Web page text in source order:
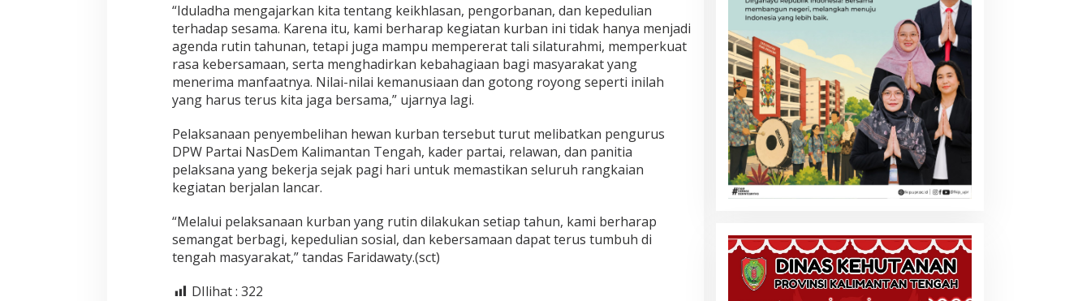
“Iduladha mengajarkan kita tentang keikhlasan, pengorbanan, dan kepedulian
terhadap sesama. Karena itu, kami berharap kegiatan kurban ini tidak hanya menjadi
agenda rutin tahunan, tetapi juga mampu mempererat tali silaturahmi, memperkuat
rasa kebersamaan, serta menghadirkan kebahagiaan bagi masyarakat yang
menerima manfaatnya. Nilai-nilai kemanusiaan dan gotong royong seperti inilah
yang harus terus kita jaga bersama,” ujarnya lagi.
Pelaksanaan penyembelihan hewan kurban tersebut turut melibatkan pengurus
DPW Partai NasDem Kalimantan Tengah, kader partai, relawan, dan panitia
pelaksana yang bekerja sejak pagi hari untuk memastikan seluruh rangkaian
kegiatan berjalan lancar.
“Melalui pelaksanaan kurban yang rutin dilakukan setiap tahun, kami berharap
semangat berbagi, kepedulian sosial, dan kebersamaan dapat terus tumbuh di
tengah masyarakat,” tandas Faridawaty.(sct)
DIlihat : 322